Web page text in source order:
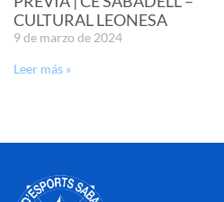
CULTURAL LEONESA
9 de marzo de 2024
Leer más »